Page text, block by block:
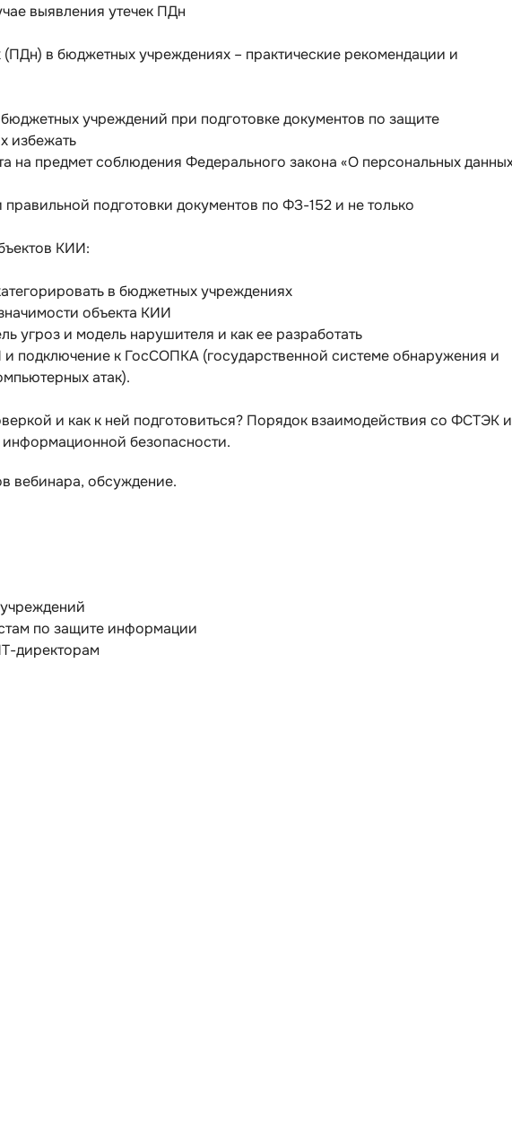
выявления утечек ПДн
в бюджетных учреждениях – практические рекомендации и
учреждений при подготовке документов по защите
избежать
на предмет соблюдения Федерального закона «О персональных
подготовки документов по ФЗ-152 и не только
КИИ:
в бюджетных учреждениях
объекта КИИ
угроз и модель нарушителя и как ее разработать
подключение к ГосСОПКА (государственной системе обнаружения и
атак).
и как к ней подготовиться? Порядок взаимодействия со ФСТЭК и
безопасности.
вебинара, обсуждение.
по защите информации
директорам